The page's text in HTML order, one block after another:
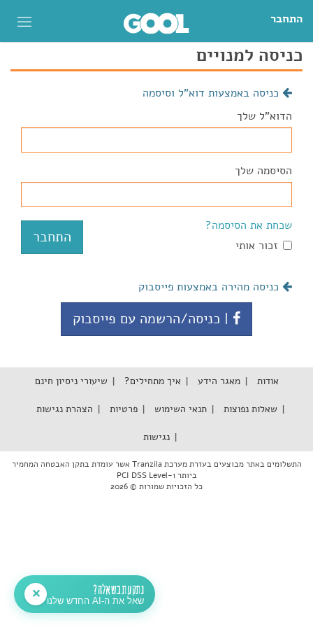
התחבר
כניסה למנויים
כניסה באמצעות דוא"ל וסיסמה
הדוא"ל שלך
הסיסמה שלך
שכחת את הסיסמה?
זכור אותי
כניסה מהירה באמצעות פייסבוק
| כניסה/הרשמה עם פייסבוק
אודות מאגר הידע איך מתחילים? שיעורי ניסיון חינם
שאלות נפוצות תנאי השימוש פרטיות הצהרת נגישות
נגישות
התשלומים באתר מבוצעים בעזרת מערכת Tranzila אשר עומדת בתקן האבטחה המחמיר
ביותר PCI DSS Level-1
כל הזכויות שמורות © 2026
נתקעת בשאלה?
שאל את ה-AI החדש שלנו
✕